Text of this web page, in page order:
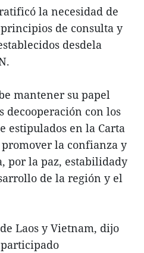
la necesidad de
de consulta y
desdela
mantener su papel
con los
estipulados en la Carta
promover la confianza y
por la paz, estabilidady
de la región y el
Laos y Vietnam, dijo